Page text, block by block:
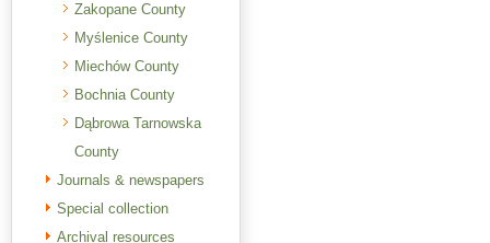
Zakopane County
Myślenice County
Miechów County
Bochnia County
Dąbrowa Tarnowska
County
Journals & newspapers
Special collection
Archival resources